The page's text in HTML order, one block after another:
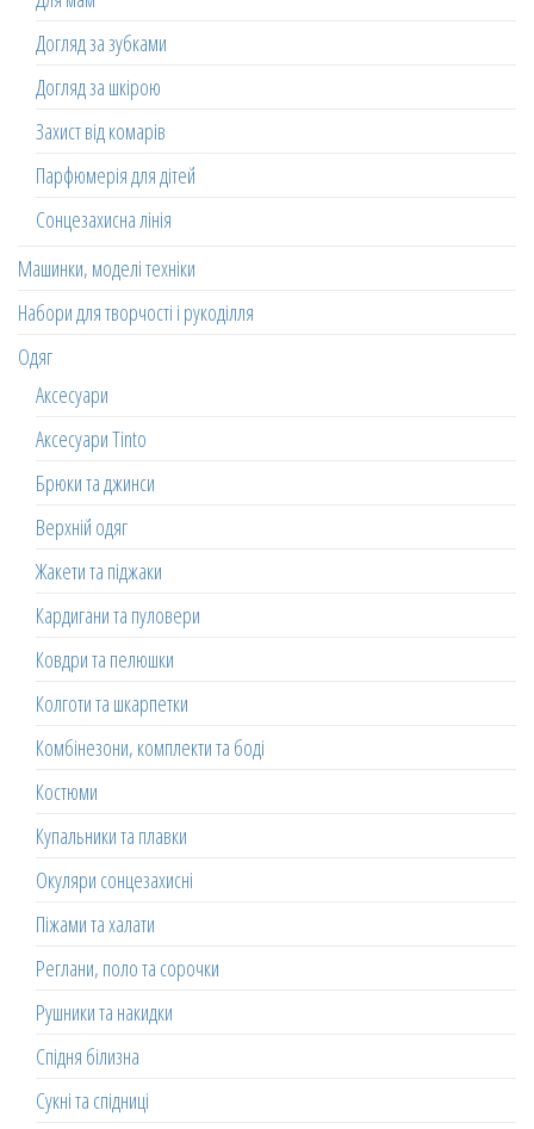
Догляд за зубками
Догляд за шкірою
Захист від комарів
Парфюмерія для дітей
Сонцезахисна лінія
Машинки, моделі техніки
Набори для творчості і рукоділля
Одяг
Аксесуари
Аксесуари Tinto
Брюки та джинси
Верхній одяг
Жакети та піджаки
Кардигани та пуловери
Ковдри та пелюшки
Колготи та шкарпетки
Комбінезони, комплекти та боді
Костюми
Купальники та плавки
Окуляри сонцезахисні
Піжами та халати
Реглани, поло та сорочки
Рушники та накидки
Спідня білизна
Сукні та спідниці